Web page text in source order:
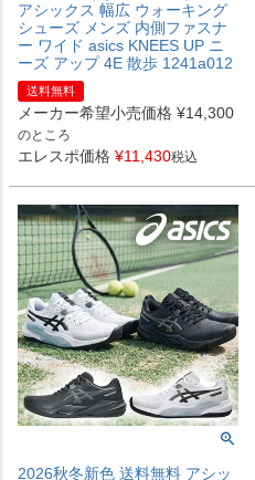
アシックス 幅広 ウォーキング
シューズ メンズ 内側ファスナ
ー ワイド asics KNEES UP ニ
ーズ アップ 4E 散歩 1241a012
送料無料
メーカー希望小売価格 ¥14,300
のところ
エレスポ価格 ¥11,430税込
2026秋冬新色 送料無料 アシッ